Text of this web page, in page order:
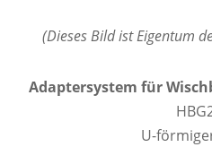
(Dieses Bild ist Eigentum
Adaptersystem für
U-